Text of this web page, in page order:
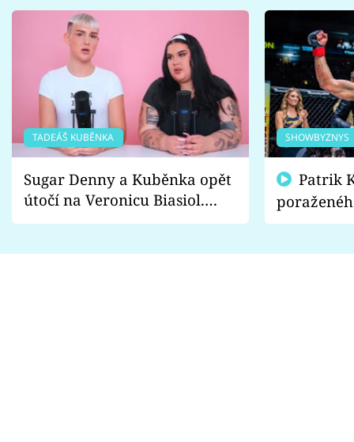
TADEÁŠ KUBĚNKA
Sugar Denny a Kuběnka opět
útočí na Veronicu Biasiol.
Proč je podle nich falešná a
SHOWBYZNYS
fanoušci